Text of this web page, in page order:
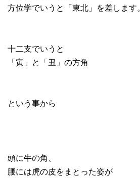
方位学でいうと「東北」を差します。
十二支でいうと
「寅」と「丑」の方角
という事から
頭に牛の角、
腰には虎の皮をまとった姿が